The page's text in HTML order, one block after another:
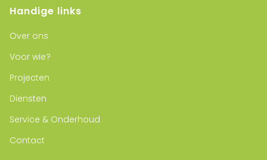
Handige links
Over ons
Voor wie?
Projecten
Diensten
Service & Onderhoud
Contact